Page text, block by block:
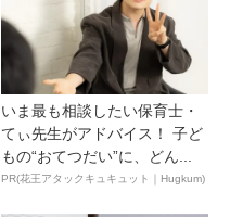
いま最も相談したい保育士・
てぃ先生がアドバイス！ 子ど
もの“おてつだい”に、どん...
PR(花王アタックキュキュット｜Hugkum)